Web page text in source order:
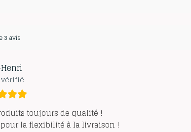
3 avis
toujours de qualité !
la flexibilité à la livraison !